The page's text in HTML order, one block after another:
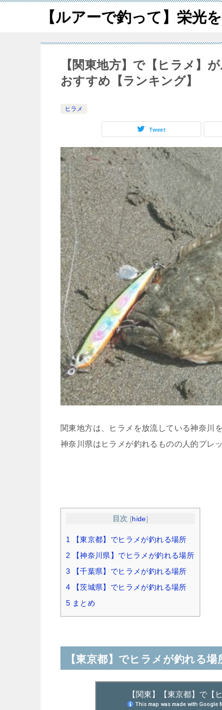
【ルアーで釣って】栄光
【関東地方】で【ヒラメ】
おすすめ【ランキング】
ヒラメ
Tweet
関東地方は、ヒラメを放流している神奈川
神奈川県はヒラメが釣れるものの人的プレ
目次 [hide]
1 【東京都】でヒラメが釣れる場所
2 【神奈川県】でヒラメが釣れる場所
3 【千葉県】でヒラメが釣れる場所
4 【茨城県】でヒラメが釣れる場所
5 まとめ
【東京都】でヒラメが釣れる場